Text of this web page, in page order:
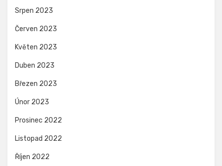
Srpen 2023
Červen 2023
Květen 2023
Duben 2023
Březen 2023
Únor 2023
Prosinec 2022
Listopad 2022
Říjen 2022